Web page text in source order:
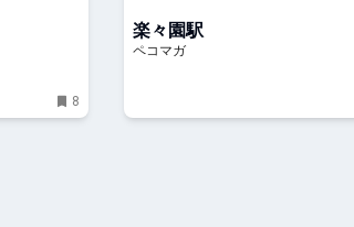
8
楽々園駅
ペコマガ